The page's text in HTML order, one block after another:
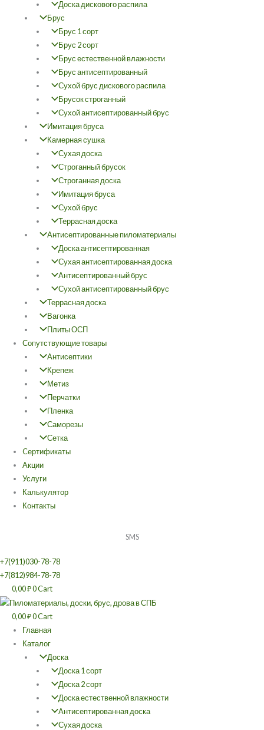
Доска дискового распила
Брус
Брус 1 сорт
Брус 2 сорт
Брус естественной влажности
Брус антисептированный
Сухой брус дискового распила
Брусок строганный
Сухой антисептированный брус
Имитация бруса
Камерная сушка
Сухая доска
Строганный брусок
Строганная доска
Имитация бруса
Сухой брус
Террасная доска
Антисептированные пиломатериалы
Доска антисептированная
Сухая антисептированная доска
Антисептированный брус
Сухой антисептированный брус
Террасная доска
Вагонка
Плиты ОСП
Сопутствующие товары
Антисептики
Крепеж
Метиз
Перчатки
Пленка
Саморезы
Сетка
Cертификаты
Акции
Услуги
Калькулятор
Контакты
SMS
+7(911)030-78-78
+7(812)984-78-78
0,00₽0Cart
0,00₽0Cart
Главная
Каталог
Доска
Доска 1 сорт
Доска 2 сорт
Доска естественной влажности
Антисептированная доска
Сухая доска